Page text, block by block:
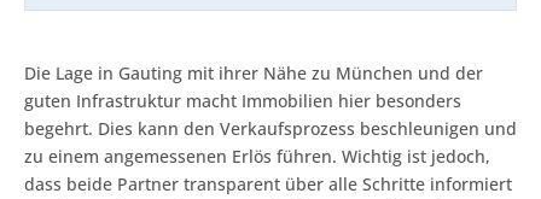
Die Lage in Gauting mit ihrer Nähe zu München und der
guten Infrastruktur macht Immobilien hier besonders
begehrt. Dies kann den Verkaufsprozess beschleunigen und
zu einem angemessenen Erlös führen. Wichtig ist jedoch,
dass beide Partner transparent über alle Schritte informiert